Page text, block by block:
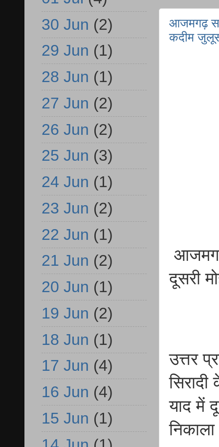
आजमगढ़
कदीम
दूसरी
उत्तर
याद में
30 Jun (2)
29 Jun (1)
28 Jun (1)
27 Jun (2)
26 Jun (2)
25 Jun (3)
24 Jun (1)
23 Jun (2)
22 Jun (1)
21 Jun (2)
20 Jun (1)
19 Jun (2)
18 Jun (1)
17 Jun (4)
16 Jun (4)
15 Jun (1)